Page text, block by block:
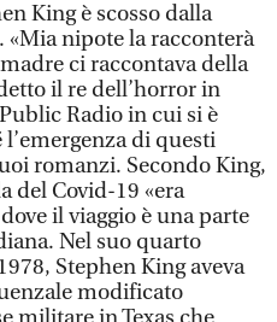
King è scosso dalla
nipote la racconterà
ci raccontava della
il re dell’horror in
Radio in cui si è
di questi
romanzi. Secondo King,
del Covid-19 «era
il viaggio è una parte
Nel suo quarto
Stephen King aveva
modificato